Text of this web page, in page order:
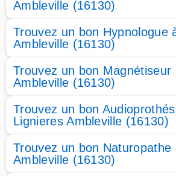
Ambleville (16130)
Trouvez un bon Hypnologue
Ambleville (16130)
Trouvez un bon Magnétiseur
Ambleville (16130)
Trouvez un bon
Lignieres Ambleville (16130)
Trouvez un bon Naturopathe
Ambleville (16130)